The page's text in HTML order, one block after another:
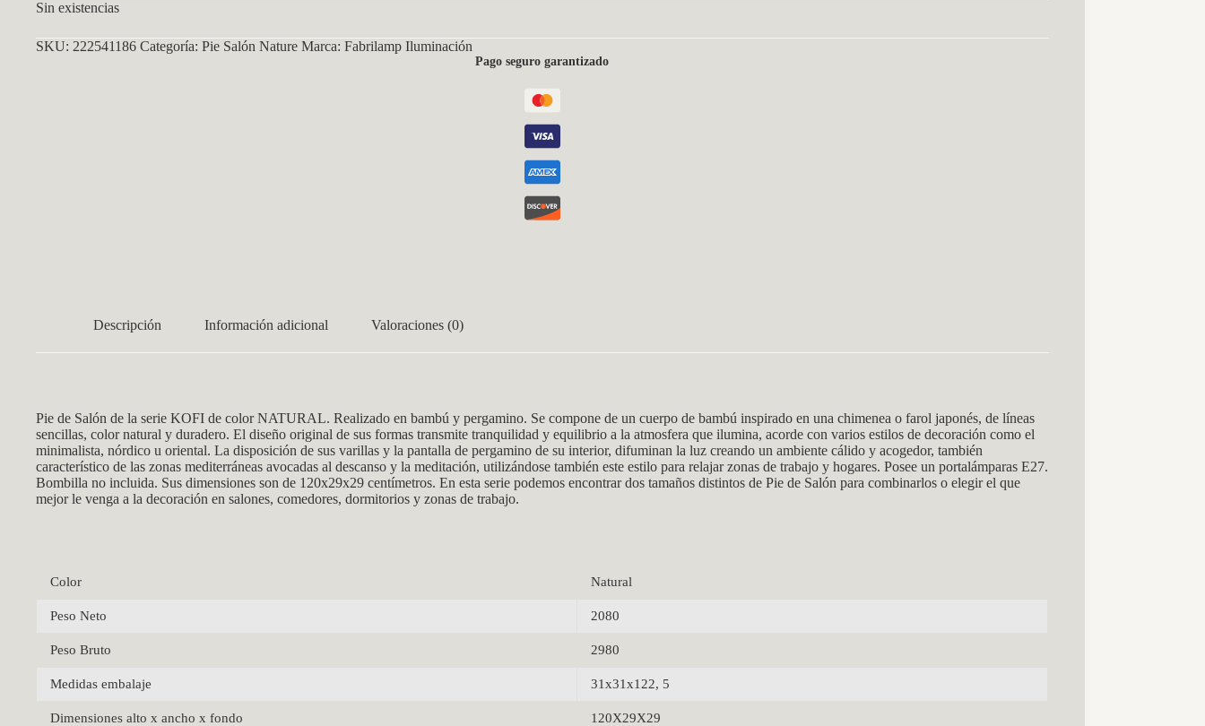
Sin existencias
SKU: 222541186 Categoría: Pie Salón Nature Marca: Fabrilamp Iluminación
Pago seguro garantizado
Descripción Información adicional Valoraciones (0)
Pie de Salón de la serie KOFI de color NATURAL. Realizado en bambú y pergamino. Se compone de un cuerpo de bambú inspirado en una chimenea o farol japonés, de líneas
sencillas, color natural y duradero. El diseño original de sus formas transmite tranquilidad y equilibrio a la atmosfera que ilumina, acorde con varios estilos de decoración como el
minimalista, nórdico u oriental. La disposición de sus varillas y la pantalla de pergamino de su interior, difuminan la luz creando un ambiente cálido y acogedor, también
característico de las zonas mediterráneas avocadas al descanso y la meditación, utilizándose también este estilo para relajar zonas de trabajo y hogares. Posee un portalámparas E27.
Bombilla no incluida. Sus dimensiones son de 120x29x29 centímetros. En esta serie podemos encontrar dos tamaños distintos de Pie de Salón para combinarlos o elegir el que
mejor le venga a la decoración en salones, comedores, dormitorios y zonas de trabajo.
Color Natural
Peso Neto 2080
Peso Bruto 2980
Medidas embalaje 31x31x122, 5
Dimensiones alto x ancho x fondo 120X29X29